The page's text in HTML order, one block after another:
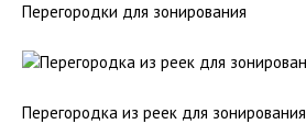
Перегородки для зонирования
Перегородка из реек для зонирования